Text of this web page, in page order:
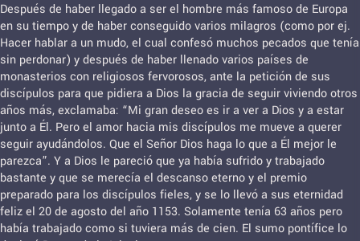
Después de haber llegado a ser el hombre más famoso de Europa
en su tiempo y de haber conseguido varios milagros (como por ej.
Hacer hablar a un mudo, el cual confesó muchos pecados que tenía
sin perdonar) y después de haber llenado varios países de
monasterios con religiosos fervorosos, ante la petición de sus
discípulos para que pidiera a Dios la gracia de seguir viviendo otros
años más, exclamaba: “Mi gran deseo es ir a ver a Dios y a estar
junto a Él. Pero el amor hacia mis discípulos me mueve a querer
seguir ayudándolos. Que el Señor Dios haga lo que a Él mejor le
parezca”. Y a Dios le pareció que ya había sufrido y trabajado
bastante y que se merecía el descanso eterno y el premio
preparado para los discípulos fieles, y se lo llevó a sus eternidad
feliz el 20 de agosto del año 1153. Solamente tenía 63 años pero
había trabajado como si tuviera más de cien. El sumo pontífice lo